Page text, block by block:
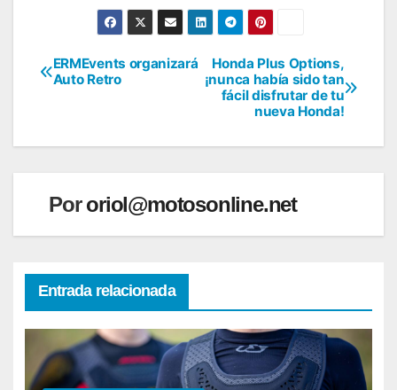
Navegación
entradas
Honda Plus Options,
¡nunca había sido tan
fácil disfrutar de tu
nueva Honda!
ERMEvents organizará
Auto Retro
Pororiol@motosonline.net
Entrada relacionada